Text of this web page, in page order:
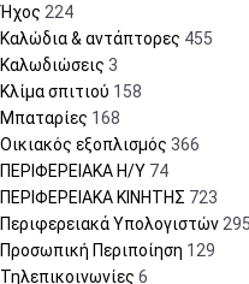
Ήχος 224
Καλώδια & αντάπτορες 455
Καλωδιώσεις 3
Κλίμα σπιτιού 158
Μπαταρίες 168
Οικιακός εξοπλισμός 366
ΠΕΡΙΦΕΡΕΙΑΚΑ Η/Υ 74
ΠΕΡΙΦΕΡΕΙΑΚΑ ΚΙΝΗΤΗΣ 723
Περιφερειακά Υπολογιστών295
Προσωπική Περιποίηση 129
Τηλεπικοινωνίες 6